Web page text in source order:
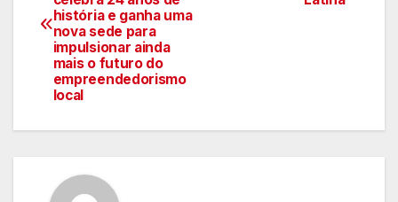
artigos
história e ganha uma
nova sede para
impulsionar ainda
mais o futuro do
empreendedorismo
local